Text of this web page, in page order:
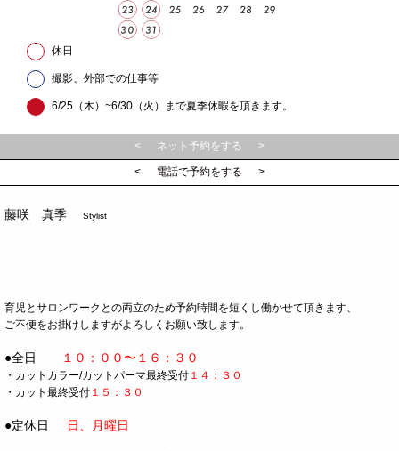
休日
撮影、外部での仕事等
6/25（木）~6/30（火）まで夏季休暇を頂きます。
< ネット予約をする >
< 電話で予約をする >
藤咲 真季 Stylist
育児とサロンワークとの両立のため予約時間を短くし働かせて頂きます、
ご不便をお掛けしますがよろしくお願い致します。
●全日 １０：００〜１６：３０
・カットカラー/カットパーマ最終受付 １４：３０
・カット最終受付 １５：３０
●定休日 日、 月曜日